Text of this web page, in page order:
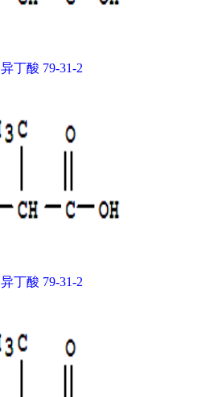
异丁酸 79-31-2
异丁酸 79-31-2